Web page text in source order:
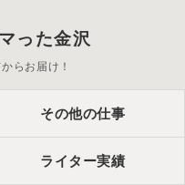
った金沢
らお届け！
その他の仕事
ライター実績